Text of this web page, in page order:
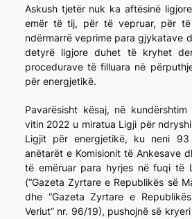
Askush tjetër nuk ka aftësinë
emër të tij, për të vepruar, për
ndërmarrë veprime para gjykatave
detyrë ligjore duhet të kryhet
procedurave të filluara në
për energjetikë.
Pavarësisht kësaj, në
vitin 2022 u miratua Ligji për
Ligjit për energjetikë, ku neni
anëtarët e Komisionit të Ankesave
të emëruar para hyrjes në fuqi të
(“Gazeta Zyrtare e Republikës së
dhe “Gazeta Zyrtare e
Veriut” nr. 96/19), pushojnë së